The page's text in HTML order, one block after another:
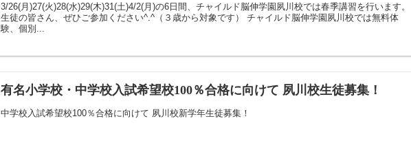
3/26(月)27(火)28(水)29(木)31(土)4/2(月)の6日間、チャイルド脳伸学園夙川校では春季講習を行います。
生徒の皆さん、ぜひご参加ください^.^（３歳から対象です） チャイルド脳伸学園夙川校では無料体
験、個別...
有名小学校・中学校入試希望校100％合格に向けて 夙川校生徒募集！
中学校入試希望校100％合格に向けて 夙川校新学年生徒募集！